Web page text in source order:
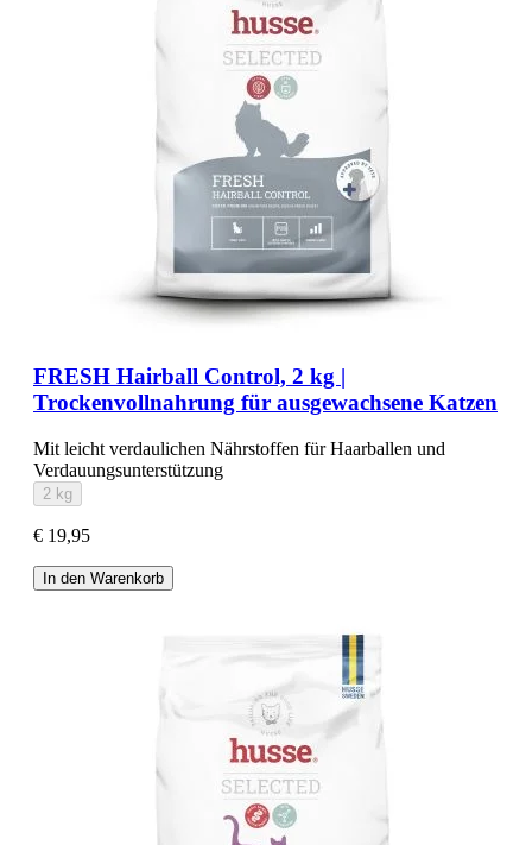
FRESH Hairball Control, 2 kg |
Trockenvollnahrung für ausgewachsene Katzen
Mit leicht verdaulichen Nährstoffen für Haarballen und
Verdauungsunterstützung
2 kg
€ 19,95
In den Warenkorb